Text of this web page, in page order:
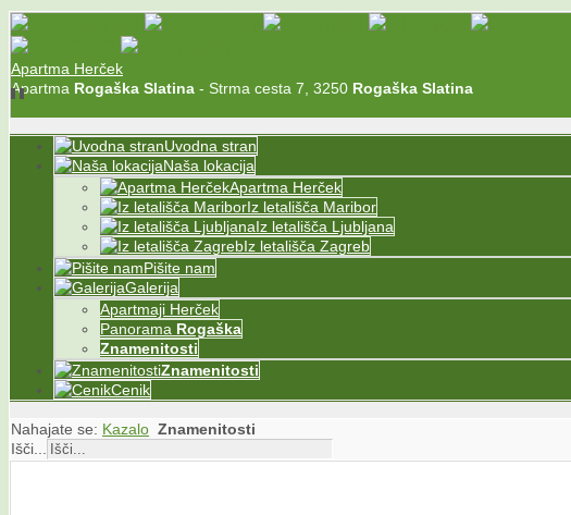
Apartma Herček
Apartma Rogaška Slatina - Strma cesta 7, 3250 Rogaška Slatina
Uvodna stran
Naša lokacija
Apartma Herček
Iz letališča Maribor
Iz letališča Ljubljana
Iz letališča Zagreb
Pišite nam
Galerija
Apartmaji Herček
Panorama Rogaška
Znamenitosti
Znamenitosti
Cenik
Nahajate se: Kazalo Znamenitosti
Išči...